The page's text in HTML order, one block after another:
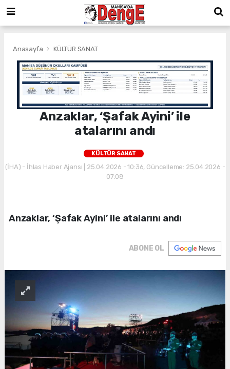
Anasayfa KÜLTÜR SANAT
Anzaklar, ‘Şafak Ayini’ ile
atalarını andı
KÜLTÜR SANAT
(İHA) - İhlas Haber Ajansı | 25.04.2026 - 10:36, Güncelleme: 25.04.2026 -
07:08
Anzaklar, ‘Şafak Ayini’ ile atalarını andı
ABONE OL